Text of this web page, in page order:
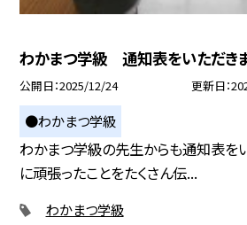
わかまつ学級 通知表をいただきま
公開日 2025/12/24 更新日
●わかまつ学級
わかまつ学級の先生からも通知表を
に頑張ったことをたくさん伝...
わかまつ学級